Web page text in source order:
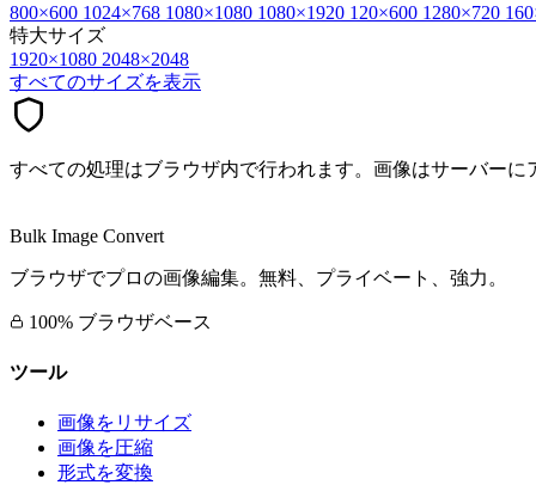
800×600 1024×768 1080×1080 1080×1920 120×600 1280×720
特大サイズ
1920×1080 2048×2048
すべてのサイズを表示
すべての処理はブラウザ内で行われます。画像はサーバーに
Bulk Image Convert
ブラウザでプロの画像編集。無料、プライベート、強力。
100% ブラウザベース
ツール
画像をリサイズ
画像を圧縮
形式を変換